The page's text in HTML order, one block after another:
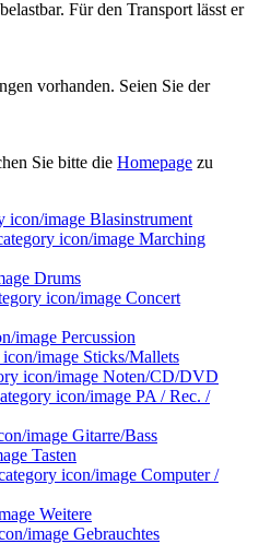
Für den Transport lässt er
vorhanden. Seien Sie der
Sie bitte die Homepage zu
Blasinstrument
Marching
Drums
Concert
Percussion
Sticks/Mallets
Noten/CD/DVD
PA / Rec. /
Gitarre/Bass
Tasten
Computer /
Weitere
Gebrauchtes